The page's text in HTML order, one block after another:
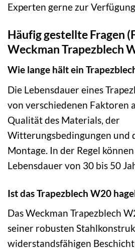
Experten gerne zur Verfügung.
Häufig gestellte Fragen
Weckman Trapezblech
Wie lange hält ein
Die Lebensdauer eines
von verschiedenen Faktoren
Qualität des Materials, der
Witterungsbedingungen und
Montage. In der Regel
Lebensdauer von 30 bis 50
Ist das Trapezblech W20
Das Weckman Trapezblech
seiner robusten
widerstandsfähigen